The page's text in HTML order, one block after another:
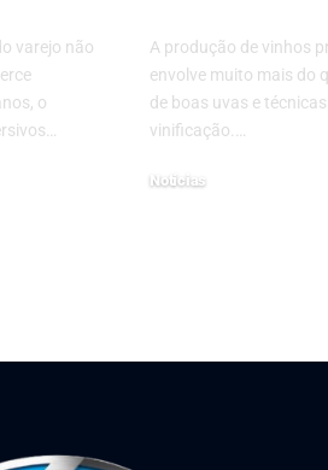
varejo não
o
A produção de vinhos
envolve muito mais do
de boas uvas e
vinificação.…
Notícias